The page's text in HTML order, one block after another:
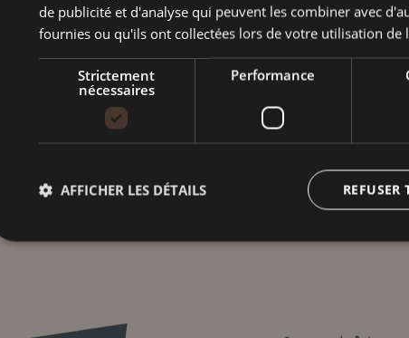
de publicité et d'analyse qui peuvent les combiner avec
fournies ou qu'ils ont collectées lors de votre utilisation de
Strictement
nécessaires
Performance
REFUSER
AFFICHER LES DÉTAILS